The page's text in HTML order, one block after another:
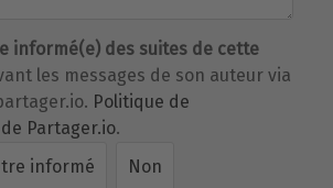
informé(e) des suites de cette
les messages de son auteur via
Politique de
Partager.io.
informé
Non